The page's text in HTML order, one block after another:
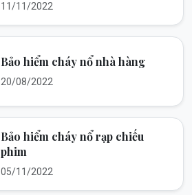
11/11/2022
Bảo hiểm cháy nổ nhà hàng
20/08/2022
Bảo hiểm cháy nổ rạp chiếu
phim
05/11/2022